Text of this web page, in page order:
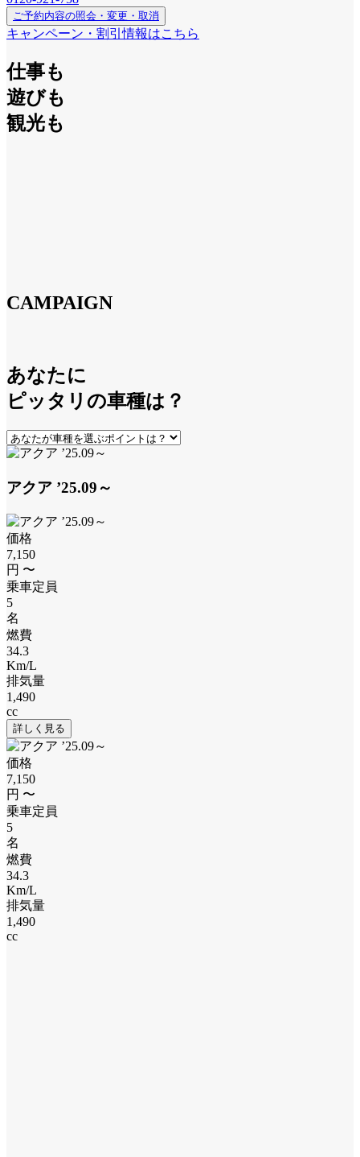
ご予約内容の照会・変更・取消
キャンペーン・割引情報はこちら
仕事も
遊びも
観光も
CAMPAIGN
あなたに
ピッタリの車種は？
アクア ’25.09～
価格
7,150
円 〜
乗車定員
5
名
燃費
34.3
Km/L
排気量
1,490
cc
詳しく見る
価格
7,150
円 〜
乗車定員
5
名
燃費
34.3
Km/L
排気量
1,490
cc